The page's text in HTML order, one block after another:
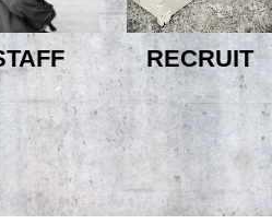
RECRUIT